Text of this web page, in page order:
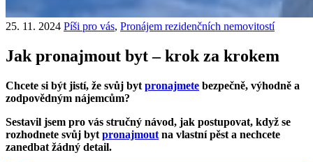
25. 11. 2024 Píši pro vás, Pronájem rezidenčních nemovitostí
Jak pronajmout byt – krok za krokem
Chcete si být jistí, že svůj byt pronajmete bezpečně, výhodně a
zodpovědným nájemcům?
Sestavil jsem pro vás stručný návod, jak postupovat, když se
rozhodnete svůj byt pronajmout na vlastní pěst a nechcete
zanedbat žádný detail.